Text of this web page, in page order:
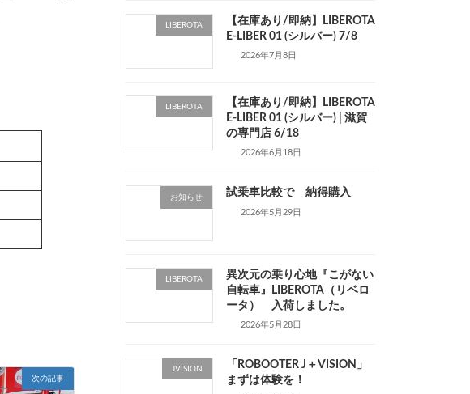
次の記事
LIBEROTA
【在庫あり/即納】LIBEROTA
E-LIBER 01 (シルバー) 7/8
2026年7月8日
LIBEROTA
【在庫あり/即納】LIBEROTA
E-LIBER 01 (シルバー) | 滋賀
の専門店 6/18
2026年6月18日
お知らせ 試乗車比較で 納得購入
2026年5月29日
LIBEROTA
異次元の乗り心地『こがない
自転車』LIBEROTA（リベロ
ータ） 入荷しました。
2026年5月28日
JVISION
「ROBOOTER J＋VISION」
まずは体験を！